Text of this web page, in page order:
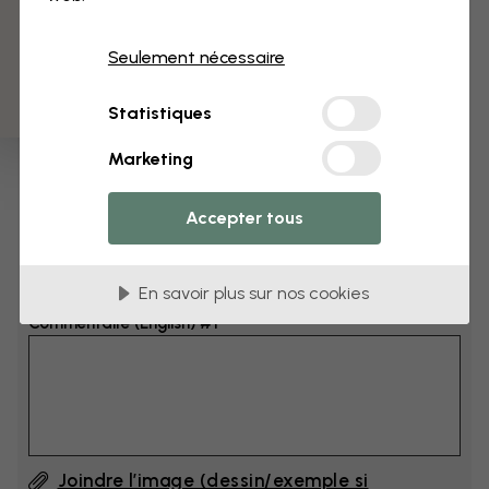
Ajoutez 6–10 cm à la largeur et à la hauteur
Ajouter un commentaire
Commentaire (English) #1
Joindre l’image (dessin/exemple si
Seulement nécessaire
Statistiques
Marketing
Accepter tous
En savoir plus sur nos cookies